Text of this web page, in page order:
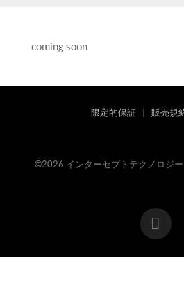
coming soon
限定的保証| 販売規
©2026 インターセプトテクノロジー